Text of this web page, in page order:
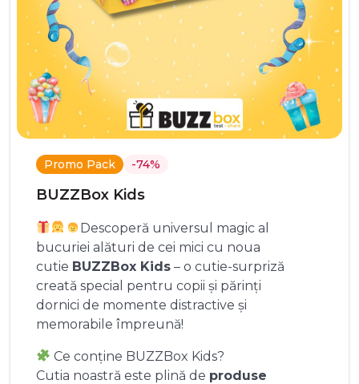
Promo Pack -74%
BUZZBox Kids
Descoperă universul magic al
bucuriei alături de cei mici cu noua
cutie BUZZBox Kids – o cutie-surpriză
creată special pentru copii și părinți
dornici de momente distractive și
memorabile împreună!
Ce conține BUZZBox Kids?
Cutia noastră este plină de produse